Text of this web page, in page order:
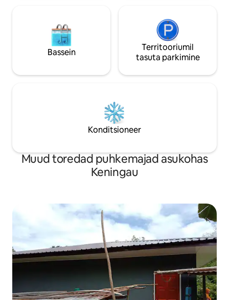
Bassein
Territooriumil
tasuta parkimine
Konditsioneer
Muud toredad puhkemajad asukohas
Keningau